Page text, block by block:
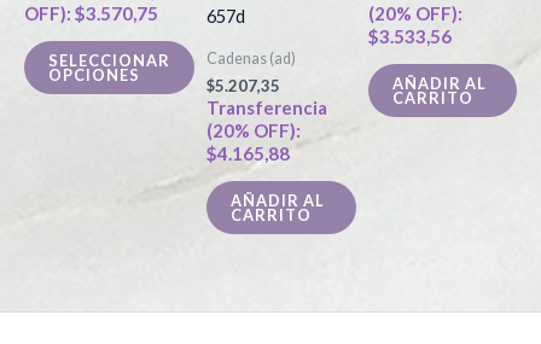
OFF): $3.570,75
SELECCIONAR
OPCIONES
opciones
se
pueden
elegir
en
página
657d
Cadenas (ad)
$5.207,35
Transferencia
(20% OFF):
$4.165,88
AÑADIR AL
CARRITO
(20% OFF):
$3.533,56
AÑADIR AL
CARRITO